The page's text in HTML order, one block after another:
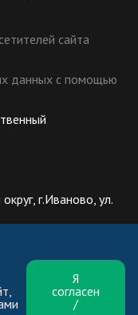
сайта
данных с помощью
г.Иваново, ул.
+7 (4932) 32-62-
Я
согласен
/